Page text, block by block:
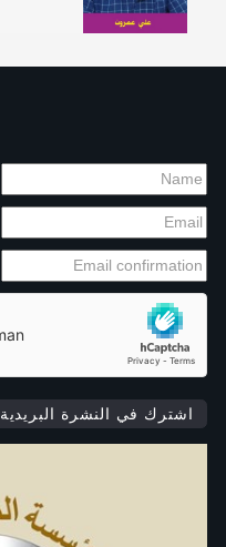
اشترك في النشرة البريدية